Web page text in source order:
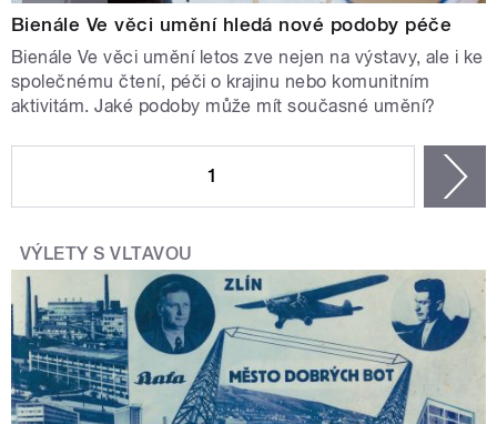
Bienále Ve věci umění hledá nové podoby péče
Bienále Ve věci umění letos zve nejen na výstavy, ale i ke
společnému čtení, péči o krajinu nebo komunitním
aktivitám. Jaké podoby může mít současné umění?
1
VÝLETY S VLTAVOU